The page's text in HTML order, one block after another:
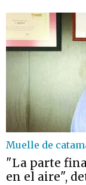
Muelle de
"La parte
en el aire",